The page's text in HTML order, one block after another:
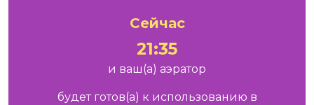
Сейчас
21:35
и ваш(а) аэратор
будет готов(а) к использованию в